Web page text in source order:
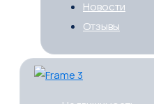
Новости
Отзывы